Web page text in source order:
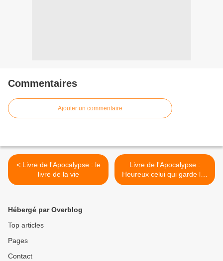
Commentaires
Ajouter un commentaire
< Livre de l'Apocalypse : le
livre de la vie
Livre de l'Apocalypse :
Heureux celui qui garde les
paroles de la prophétie
Hébergé par Overblog
Top articles
Pages
Contact